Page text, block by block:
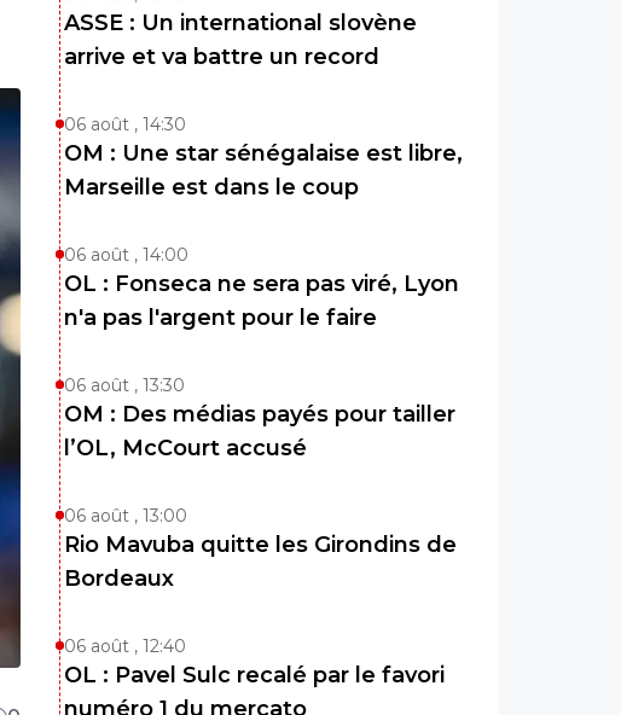
ASSE : Un international slovène
arrive et va battre un record
06 août , 14:30
OM : Une star sénégalaise est libre,
Marseille est dans le coup
06 août , 14:00
OL : Fonseca ne sera pas viré, Lyon
n'a pas l'argent pour le faire
06 août , 13:30
OM : Des médias payés pour tailler
l’OL, McCourt accusé
06 août , 13:00
Rio Mavuba quitte les Girondins de
Bordeaux
06 août , 12:40
OL : Pavel Sulc recalé par le favori
numéro 1 du mercato